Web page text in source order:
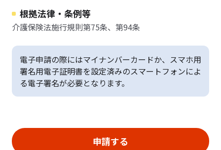
根拠法律・条例等
介護保険法施行規則第75条、第94条
電子申請の際にはマイナンバーカードか、スマホ用
署名用電子証明書を設定済みのスマートフォンによ
る電子署名が必要となります。